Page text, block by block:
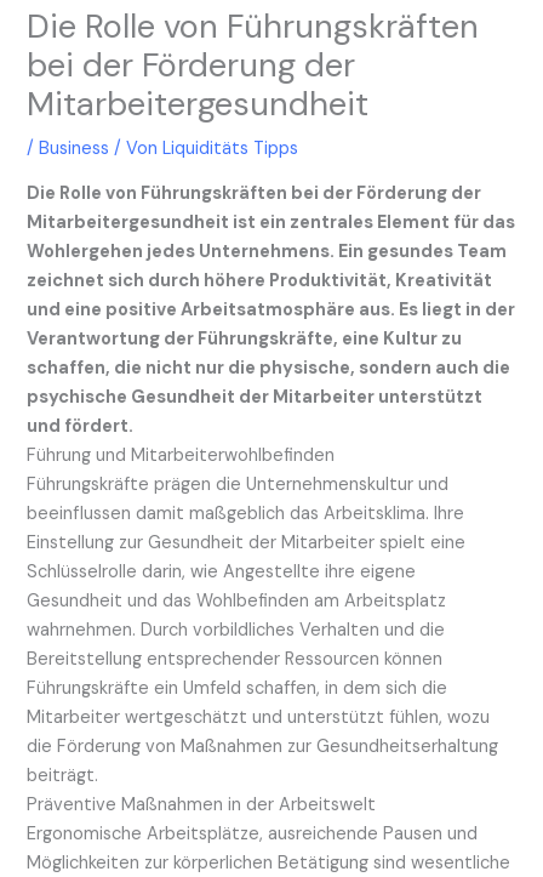
Die Rolle von Führungskräften
bei der Förderung der
Mitarbeitergesundheit
/Business / VonLiquiditäts Tipps
Die Rolle von Führungskräften bei der Förderung der
Mitarbeitergesundheit ist ein zentrales Element für das
Wohlergehen jedes Unternehmens. Ein gesundes Team
zeichnet sich durch höhere Produktivität, Kreativität
und eine positive Arbeitsatmosphäre aus. Es liegt in der
Verantwortung der Führungskräfte, eine Kultur zu
schaffen, die nicht nur die physische, sondern auch die
psychische Gesundheit der Mitarbeiter unterstützt
und fördert.
Führung und Mitarbeiterwohlbefinden
Führungskräfte prägen die Unternehmenskultur und
beeinflussen damit maßgeblich das Arbeitsklima. Ihre
Einstellung zur Gesundheit der Mitarbeiter spielt eine
Schlüsselrolle darin, wie Angestellte ihre eigene
Gesundheit und das Wohlbefinden am Arbeitsplatz
wahrnehmen. Durch vorbildliches Verhalten und die
Bereitstellung entsprechender Ressourcen können
Führungskräfte ein Umfeld schaffen, in dem sich die
Mitarbeiter wertgeschätzt und unterstützt fühlen, wozu
die Förderung von Maßnahmen zur Gesundheitserhaltung
beiträgt.
Präventive Maßnahmen in der Arbeitswelt
Ergonomische Arbeitsplätze, ausreichende Pausen und
Möglichkeiten zur körperlichen Betätigung sind wesentliche